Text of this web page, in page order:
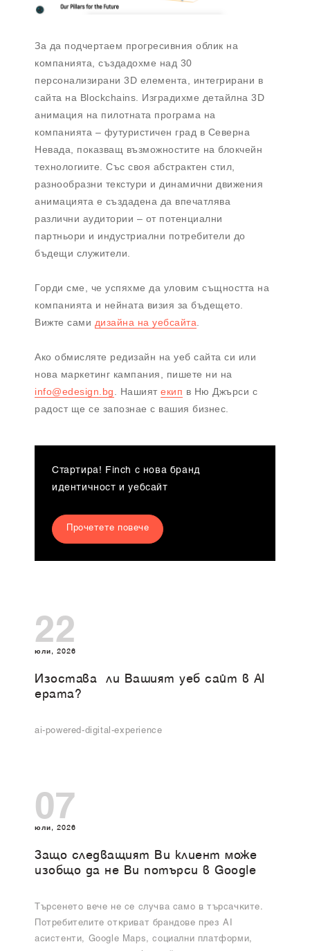
За да подчертаем прогресивния облик на
компанията, създадохме над 30
персонализирани 3D елемента, интегрирани в
сайта на Blockchains. Изградихме детайлна 3D
анимация на пилотната програма на
компанията – футуристичен град в Северна
Невада, показващ възможностите на блокчейн
технологиите. Със своя абстрактен стил,
разнообразни текстури и динамични движения
анимацията е създадена да впечатлява
различни аудитории – от потенциални
партньори и индустриални потребители до
бъдещи служители.
Горди сме, че успяхме да уловим същността на
компанията и нейната визия за бъдещето.
Вижте сами дизайна на уебсайта.
Ако обмисляте редизайн на уеб сайта си или
нова маркетинг кампания, пишете ни на
info@edesign.bg. Нашият екип в Ню Джърси с
радост ще се запознае с вашия бизнес.
Стартира! Finch с нова бранд
идентичност и уебсайт
Прочетете повече
22
юли, 2026
Изоставa ли Вашият уеб сайт в AI
ерата?
ai-powered-digital-experience
07
юли, 2026
Защо следващият Ви клиент може
изобщо да не Ви потърси в Google
Търсенето вече не се случва само в търсачките.
Потребителите откриват брандове през AI
асистенти, Google Maps, социални платформи,